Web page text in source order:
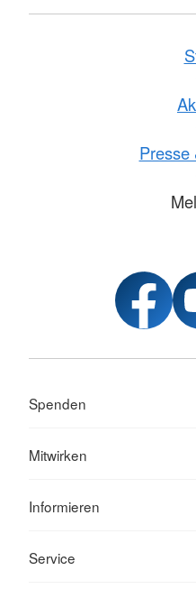
Presse
Spenden
Mitwirken
Informieren
Service